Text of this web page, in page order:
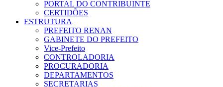
PORTAL DO CONTRIBUINTE
CERTIDÕES
ESTRUTURA
PREFEITO RENAN
GABINETE DO PREFEITO
Vice-Prefeito
CONTROLADORIA
PROCURADORIA
DEPARTAMENTOS
SECRETARIAS